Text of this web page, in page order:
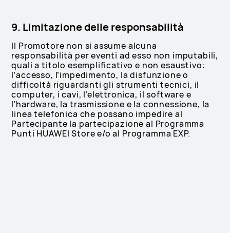
9. Limitazione delle responsabilità
Il Promotore non si assume alcuna
responsabilità per eventi ad esso non imputabili,
quali a titolo esemplificativo e non esaustivo:
l’accesso, l’impedimento, la disfunzione o
difficoltà riguardanti gli strumenti tecnici, il
computer, i cavi, l’elettronica, il software e
l’hardware, la trasmissione e la connessione, la
linea telefonica che possano impedire al
Partecipante la partecipazione al Programma
Punti HUAWEI Store e/o al Programma EXP.